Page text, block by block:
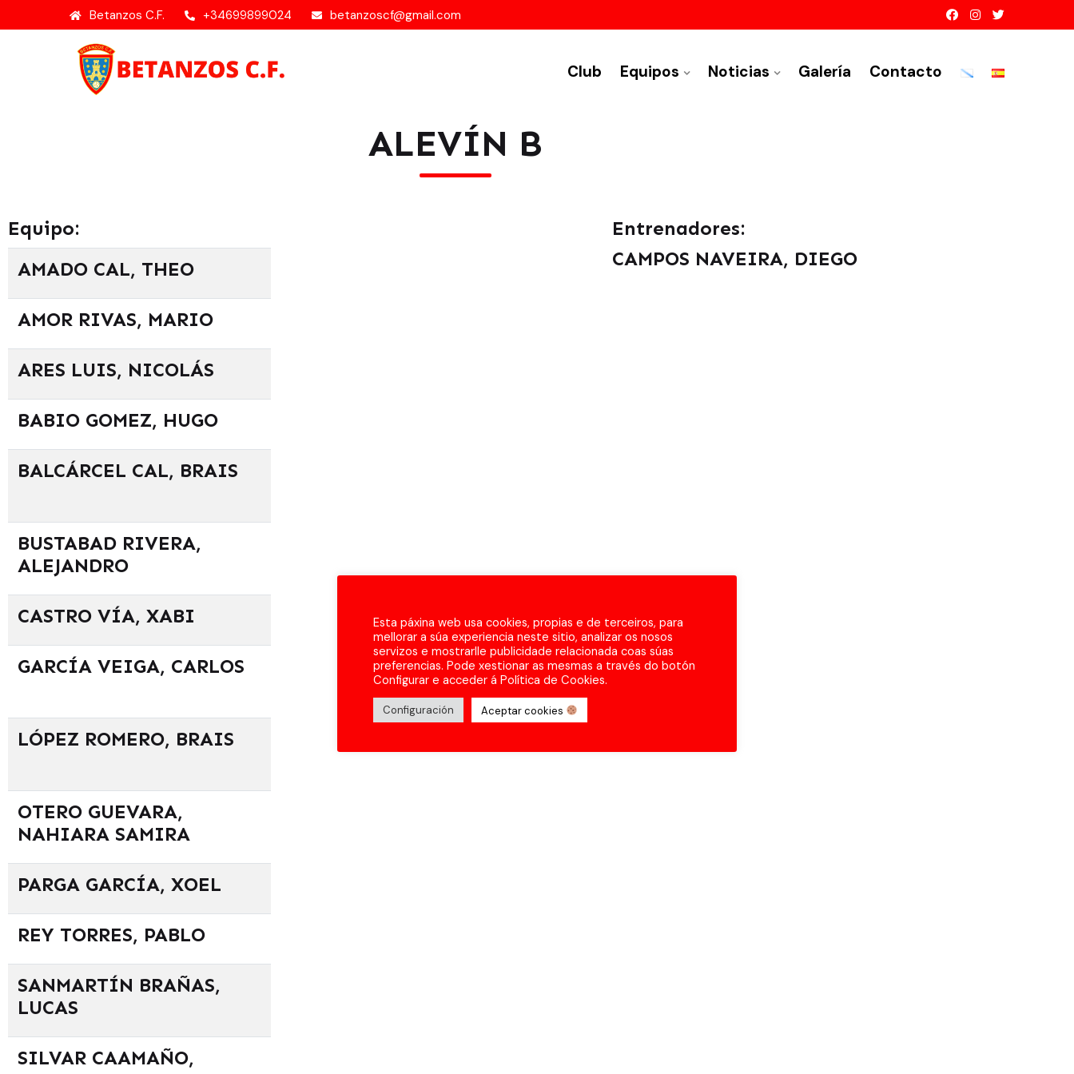
Betanzos C.F. +34699899024 betanzoscf@gmail.com
Club Equipos Noticias Galería Contacto
ALEVÍN B
Equipo:
AMADO CAL, THEO
AMOR RIVAS, MARIO
ARES LUIS, NICOLÁS
BABIO GOMEZ, HUGO
BALCÁRCEL CAL, BRAIS
BUSTABAD RIVERA,
ALEJANDRO
CASTRO VÍA, XABI
GARCÍA VEIGA, CARLOS
LÓPEZ ROMERO, BRAIS
OTERO GUEVARA,
NAHIARA SAMIRA
PARGA GARCÍA, XOEL
REY TORRES, PABLO
SANMARTÍN BRAÑAS,
LUCAS
SILVAR CAAMAÑO,
Entrenadores:
CAMPOS NAVEIRA, DIEGO
Esta páxina web usa cookies, propias e de terceiros, para
mellorar a súa experiencia neste sitio, analizar os nosos
servizos e mostrarlle publicidade relacionada coas súas
preferencias. Pode xestionar as mesmas a través do botón
Configurar e acceder á Política de Cookies.
Configuración Aceptar cookies